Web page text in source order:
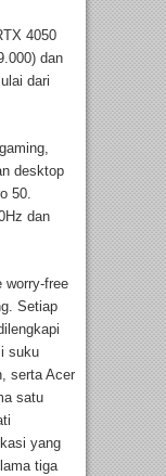
4050
dan
dari
desktop
50.
dan
worry-free
Setiap
suku
serta Acer
satu
yang
tiga